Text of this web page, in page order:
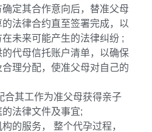
定其合作意向后，替准父母
法律合约直至签署完成，以
未来可能产生的法律纠纷 ;
代母信托账户清单，以确保
理分配，使准父母对自己的
合其工作为准父母获得亲子
法律文件及事宜;
的服务， 整个代孕过程，